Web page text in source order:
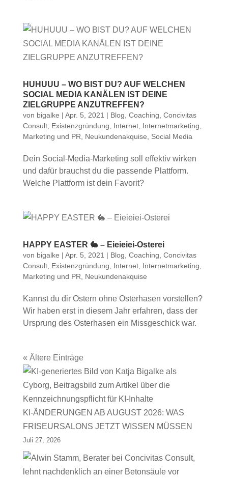
HUHUUU – WO BIST DU? AUF WELCHEN
SOCIAL MEDIA KANÄLEN IST DEINE
ZIELGRUPPE ANZUTREFFEN?
von bigalke | Apr. 5, 2021 | Blog Coaching Concivitas
Consult, Existenzgründung Internet, Internetmarketing
Marketing und PR
Neukundenakquise Social Media
Dein Social-Media-Marketing soll effektiv wirken
und dafür brauchst du die passende Plattform.
Welche Plattform ist dein Favorit?
HAPPY EASTER 🐇 – Eieieiei-Osterei
von bigalke | Apr. 5, 2021 | Blog Coaching Concivitas
Consult, Existenzgründung Internet, Internetmarketing
Marketing und PR
Neukundenakquise
Kannst du dir Ostern ohne Osterhasen vorstellen?
Wir haben erst in diesem Jahr erfahren, dass der
Ursprung des Osterhasen ein Missgeschick war.
« Ältere Einträge
KI-ÄNDERUNGEN AB AUGUST 2026: WAS
FRISEURSALONS JETZT WISSEN MÜSSEN
Juli 27, 2026